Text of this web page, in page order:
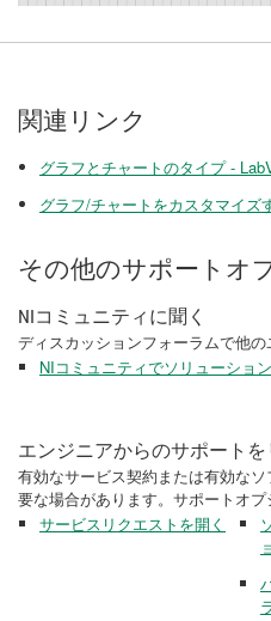
関連リンク
グラフとチャートのタイプ -
グラフ/チャートをカスタマイ
その他のサポートオ
NIコミュニティに聞く
ディスカッションフォーラムで他
NIコミュニティでソリューショ
エンジニアからのサポート
有効なサービス契約または有効な
要な場合があります。サポートオプ
サービスリクエストを開く